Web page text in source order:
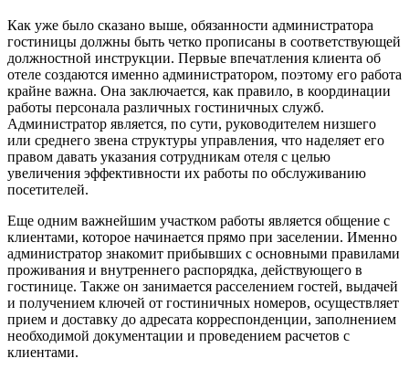
Как уже было сказано выше, обязанности администратора
гостиницы должны быть четко прописаны в соответствующей
должностной инструкции. Первые впечатления клиента об
отеле создаются именно администратором, поэтому его работа
крайне важна. Она заключается, как правило, в координации
работы персонала различных гостиничных служб.
Администратор является, по сути, руководителем низшего
или среднего звена структуры управления, что наделяет его
правом давать указания сотрудникам отеля с целью
увеличения эффективности их работы по обслуживанию
посетителей.
Еще одним важнейшим участком работы является общение с
клиентами, которое начинается прямо при заселении. Именно
администратор знакомит прибывших с основными правилами
проживания и внутреннего распорядка, действующего в
гостинице. Также он занимается расселением гостей, выдачей
и получением ключей от гостиничных номеров, осуществляет
прием и доставку до адресата корреспонденции, заполнением
необходимой документации и проведением расчетов с
клиентами.